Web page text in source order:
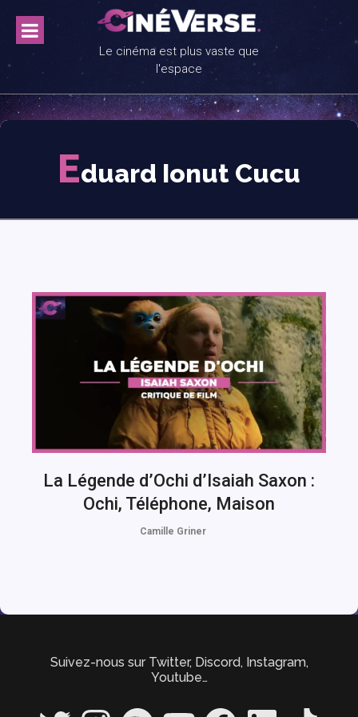
content
Le cinéma est plus vaste que
l'espace
Eduard Ionut Cucu
La Légende d’Ochi d’Isaiah Saxon :
Ochi, Téléphone, Maison
Camille Griner
Suivez-nous sur Twitter, Discord, Instagram,
Youtube…
Twitter InstagramSpotify YouTube FacebookLinkedIn TikTok